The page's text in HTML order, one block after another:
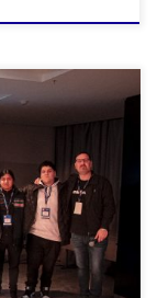
Audio AES LAC
Aires entre los
de la
sin
[…]